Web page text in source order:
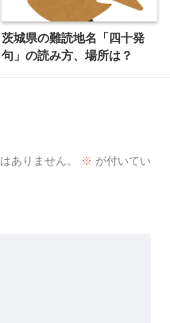
茨城県の難読地名「四十発
句」の読み方、場所は？
ありません。 ※ が付いてい